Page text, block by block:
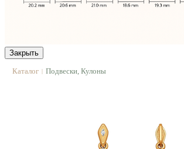
Закрыть
Каталог | Подвески, Кулоны